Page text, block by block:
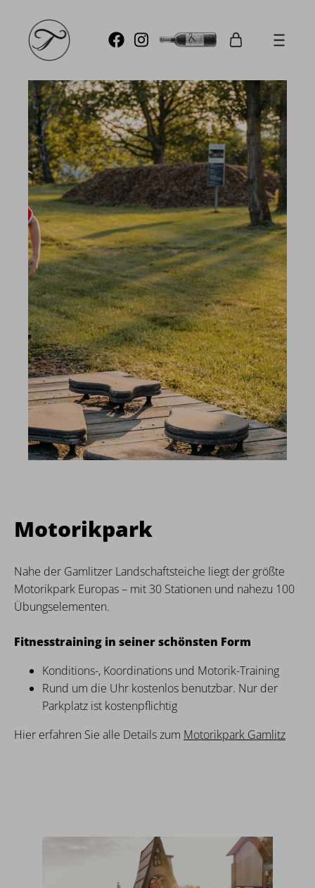
Motorikpark
Nahe der Gamlitzer Landschaftsteiche liegt der größte
Motorikpark Europas – mit 30 Stationen und nahezu 100
Übungselementen.
Fitnesstraining in seiner schönsten Form
Konditions-, Koordinations und Motorik-Training
Rund um die Uhr kostenlos benutzbar. Nur der
Parkplatz ist kostenpflichtig
Hier erfahren Sie alle Details zum Motorikpark Gamlitz